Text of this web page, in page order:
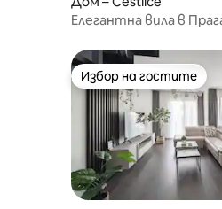
Елегантна вила в
Избор на гостите
Избор на гостите